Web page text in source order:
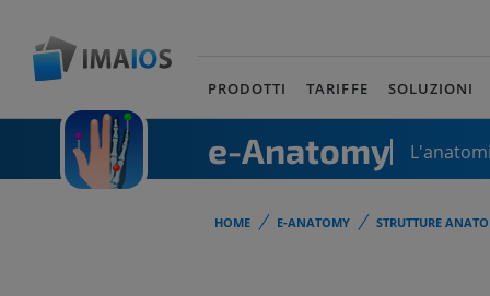
PRODOTTI TARIFFE SOLUZIONI
e-Anatomy
HOME E-ANATOMY STRUTTURE